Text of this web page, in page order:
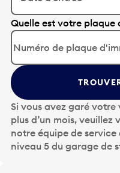
A
p
p
u
y
e
z
s
u
r
l
Quelle est votre plaque
Si vous avez garé
plus d’un mois, veuillez
notre équipe de
niveau 5 du garage de